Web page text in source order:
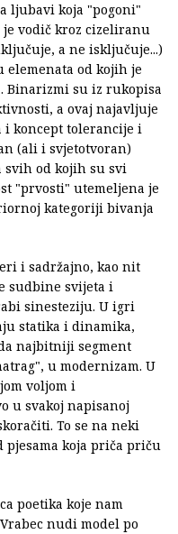
ljubavi koja "pogoni"
je vodič kroz cizeliranu
a ne isključuje...)
elemenata od kojih je
Binarizmi su iz rukopisa
a ovaj najavljuje
i koncept tolerancije i
(ali i svjetotvoran)
svih od kojih su svi
"prvosti" utemeljena je
kategoriji bivanja
i sadržajno, kao nit
sudbine svijeta i
sinesteziju. U igri
statika i dinamika,
najbitniji segment
u modernizam. U
voljom i
u svakoj napisanoj
To se na neki
koja priča priču
poetika koje nam
nudi model po